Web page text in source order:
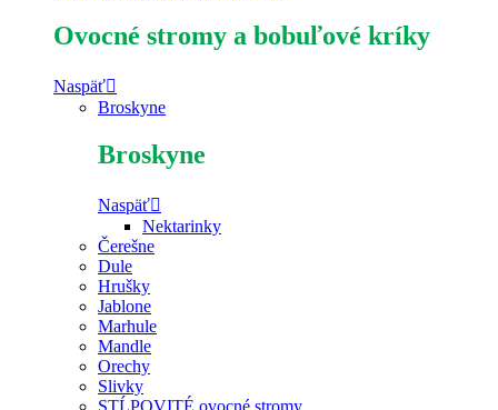
Ovocné stromy a bobuľové kríky
Naspäť
Broskyne
Broskyne
Naspäť
Nektarinky
Čerešne
Dule
Hrušky
Jablone
Marhule
Mandle
Orechy
Slivky
STĹPOVITÉ ovocné stromy